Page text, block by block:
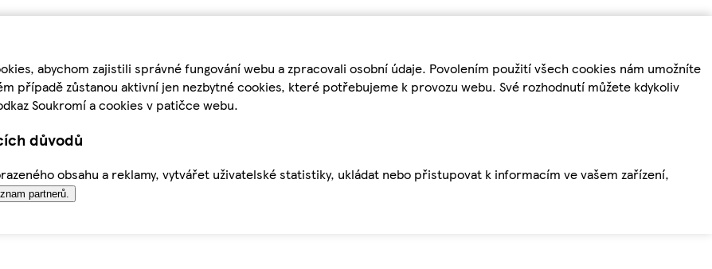
abychom zajistili správné fungování webu a zpracovali osobní údaje. Povolením použití všech cookies nám umožníte
případě zůstanou aktivní jen nezbytné cookies, které potřebujeme k provozu webu. Své rozhodnutí můžete kdykoliv
Soukromí a cookies v patičce webu.
důvodů
obsahu a reklamy, vytvářet uživatelské statistiky, ukládat nebo přistupovat k informacím ve vašem zařízení,
partnerů.